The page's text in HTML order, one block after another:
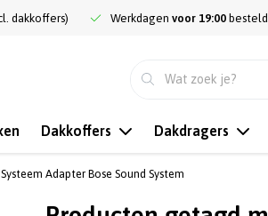
dakkoffers) Werkdagen voor 19:00
Dakkoffers Dakdragers
Adapter Bose Sound System